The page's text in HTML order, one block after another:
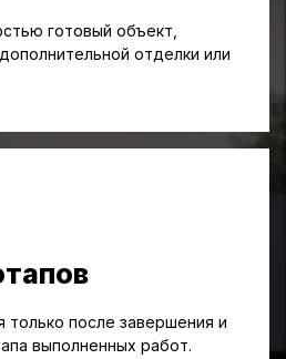
готовый объект,
отделки или
только после завершения и
выполненных работ.